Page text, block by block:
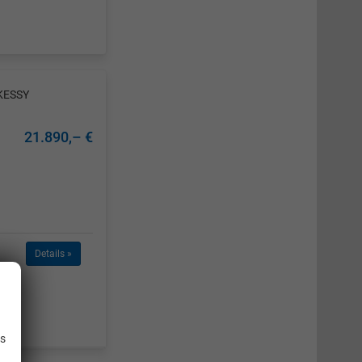
21.890,– €
Details »